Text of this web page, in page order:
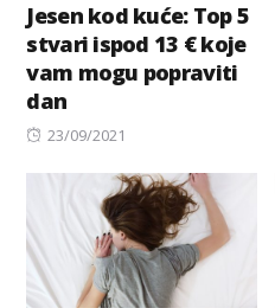
Jesen kod kuće: Top 5
stvari ispod 13 € koje
vam mogu popraviti
dan
Posted
23/09/2021